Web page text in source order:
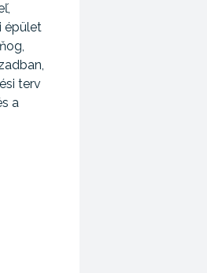
épület
terv
a